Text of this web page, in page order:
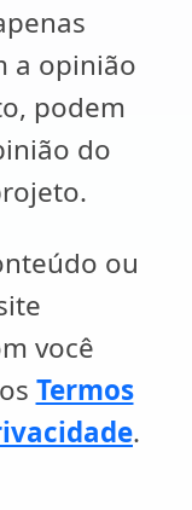
a opinião
podem
do
ou
você
Termos
.